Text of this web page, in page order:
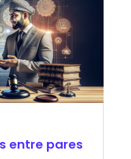
entre pares